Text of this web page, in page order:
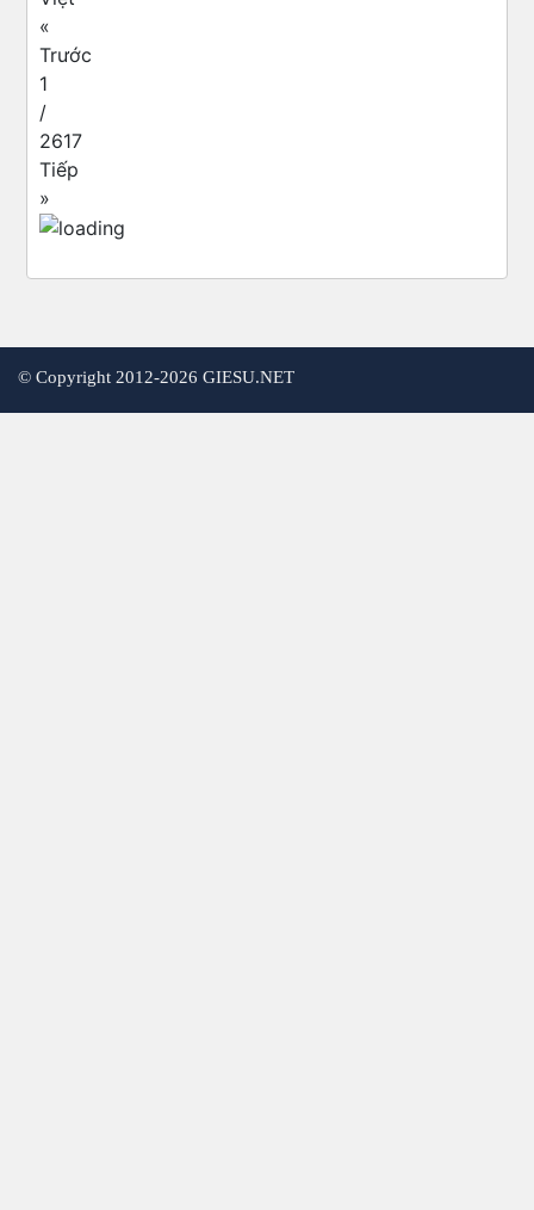
«
Trước
1
/
2617
Tiếp
»
© Copyright 2012-2026 GIESU.NET